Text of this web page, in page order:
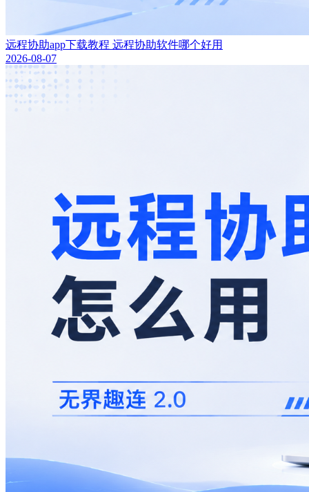
远程协助app下载教程 远程协助软件哪个好用
2026-08-07